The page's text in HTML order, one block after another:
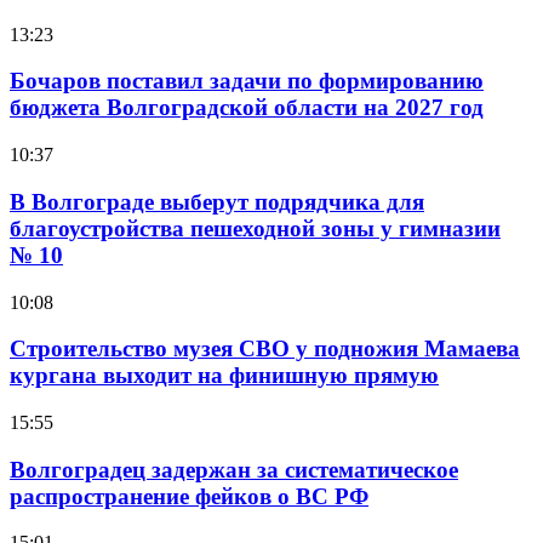
13:23
Бочаров поставил задачи по формированию
бюджета Волгоградской области на 2027 год
10:37
В Волгограде выберут подрядчика для
благоустройства пешеходной зоны у гимназии
№ 10
10:08
Строительство музея СВО у подножия Мамаева
кургана выходит на финишную прямую
15:55
Волгоградец задержан за систематическое
распространение фейков о ВС РФ